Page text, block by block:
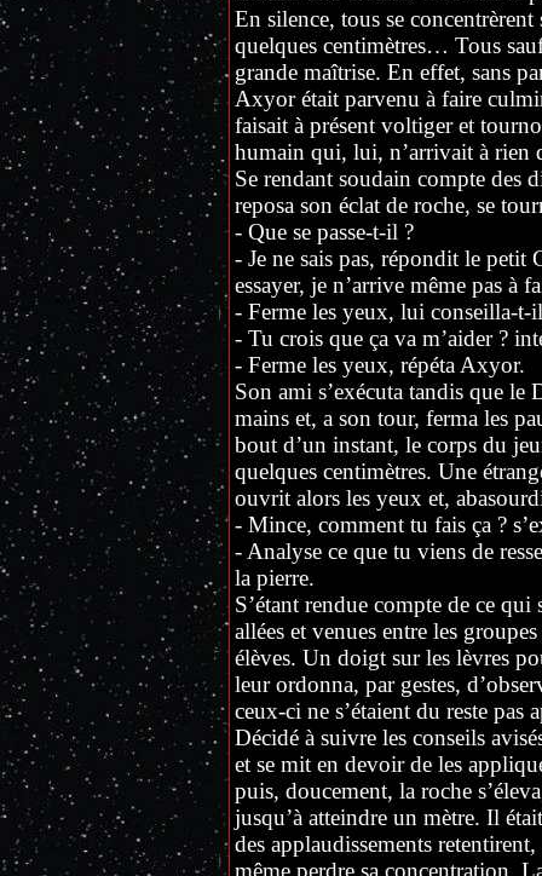
En silence, tous se
quelques centimètres… Tous
grande maîtrise. En effet, sans
Axyor était parvenu à faire
faisait à présent voltiger et
humain qui, lui, n’arrivait à rien
Se rendant soudain compte des
reposa son éclat de roche, se
- Que se passe-t-il ?
- Je ne sais pas, répondit le petit
essayer, je n’arrive même pas à
- Ferme les yeux, lui conseilla-t-
- Tu crois que ça va m’aider ?
- Ferme les yeux, répéta Axyor.
Son ami s’exécuta tandis que le
mains et, a son tour, ferma les
bout d’un instant, le corps du
quelques centimètres. Une
ouvrit alors les yeux et,
- Mince, comment tu fais ça ?
- Analyse ce que tu viens de
la pierre.
S’étant rendue compte de ce
allées et venues entre les
élèves. Un doigt sur les lèvres
leur ordonna, par gestes,
ceux-ci ne s’étaient du reste pas
Décidé à suivre les conseils
et se mit en devoir de les
puis, doucement, la roche
jusqu’à atteindre un mètre. Il
des applaudissements
même perdre sa concentration.